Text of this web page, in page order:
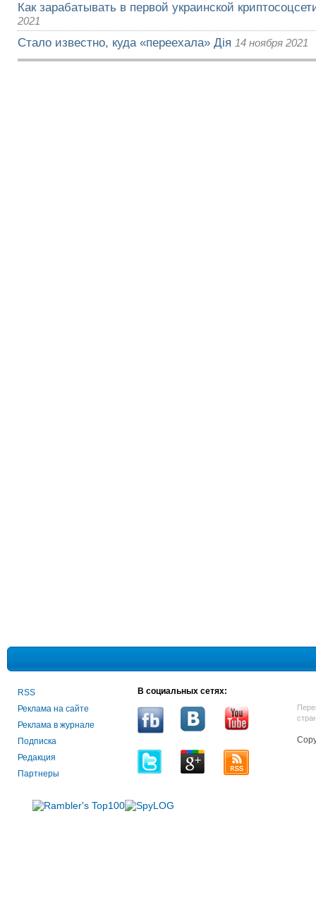
Как зарабатывать в первой украинской
2021
Стало известно, куда «переехала» Дія 14 ноября 2021
RSS
Реклама на сайте
Реклама в журнале
Подписка
Редакция
Партнеры
В социальных сетях: